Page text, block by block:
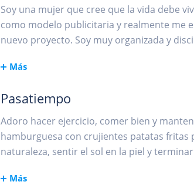
Soy una mujer que cree que la vida debe
como modelo publicitaria y realmente me
nuevo proyecto. Soy muy organizada y
Más
Pasatiempo
Adoro hacer ejercicio, comer bien y
hamburguesa con crujientes patatas
naturaleza, sentir el sol en la piel y
Más